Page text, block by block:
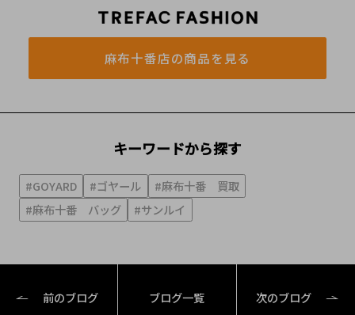
麻布十番店の商品を見る
キーワードから探す
#GOYARD #ゴヤール
#麻布十番 買取
#麻布十番 バッグ
#サンルイ
前のブログ ブログ一覧 次のブログ